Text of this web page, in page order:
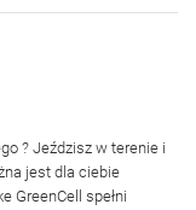
? Jeździsz w terenie i
jest dla ciebie
GreenCell spełni